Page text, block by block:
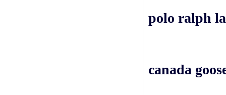
polo ralph
canada